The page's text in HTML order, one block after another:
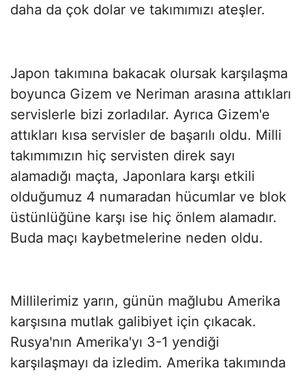
daha da çok dolar ve takımımızı ateşler.
Japon takımına bakacak olursak karşılaşma
boyunca Gizem ve Neriman arasına attıkları
servislerle bizi zorladılar. Ayrıca Gizem'e
attıkları kısa servisler de başarılı oldu. Milli
takımımızın hiç servisten direk sayı
alamadığı maçta, Japonlara karşı etkili
olduğumuz 4 numaradan hücumlar ve blok
üstünlüğüne karşı ise hiç önlem alamadır.
Buda maçı kaybetmelerine neden oldu.
Millilerimiz yarın, günün mağlubu Amerika
karşısına mutlak galibiyet için çıkacak.
Rusya'nın Amerika'yı 3-1 yendiği
karşılaşmayı da izledim. Amerika takımında